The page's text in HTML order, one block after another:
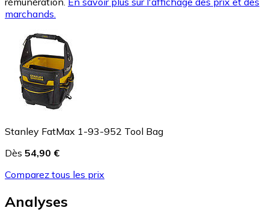
marchands.
Stanley FatMax 1-93-952 Tool Bag
Dès 54,90 €
Comparez tous les prix
Analyses